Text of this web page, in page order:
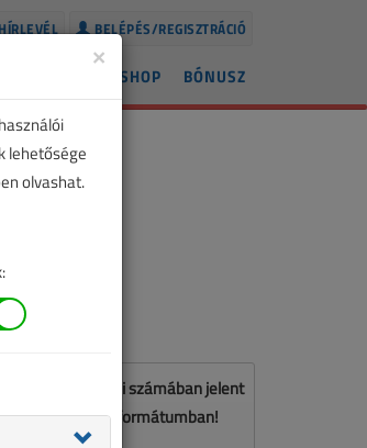
BELÉPÉS/REGISZTRÁCIÓ
BÓNUSZ
SHOP
július-augusztusi számában jelent
lapszámot PDF formátumban!
×
lehetősége
olvashat.